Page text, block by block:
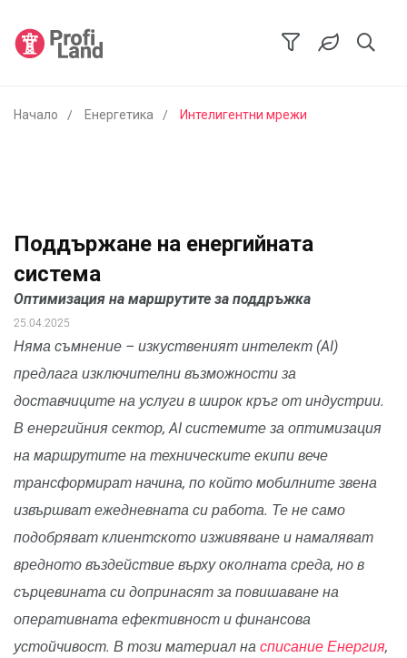
Начало Енергетика Интелигентни мрежи
Поддържане на енергийната
система
Оптимизация на маршрутите за поддръжка
25.04.2025
Няма съмнение – изкуственият интелект (AI)
предлага изключителни възможности за
доставчиците на услуги в широк кръг от индустрии.
В енергийния сектор, AI системите за оптимизация
на маршрутите на техническите екипи вече
трансформират начина, по който мобилните звена
извършват ежедневната си работа. Те не само
подобряват клиентското изживяване и намаляват
вредното въздействие върху околната среда, но в
сърцевината си допринасят за повишаване на
оперативната ефективност и финансова
устойчивост. В този материал на списание Енергия,